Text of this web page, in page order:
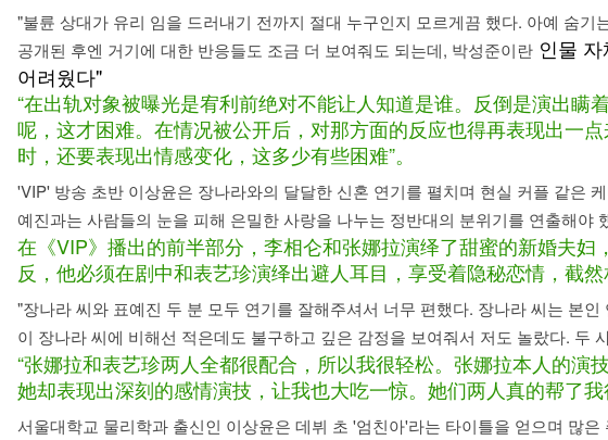
"불륜 상대가 유리 임을 드러내기 전까지 절대 누구인지 모르게끔 했다. 아예 숨
공개된 후엔 거기에 대한 반응들도 조금 더 보여줘도 되는데, 박성준이란 인물
어려웠다"
“在出轨对象被曝光是宥利前绝对不能让人知道是谁。反倒是演出
呢，这才困难。在情况被公开后，对那方面的反应也得再表现出一
时，还要表现出情感变化，这多少有些困难”。
'VIP' 방송 초반 이상윤은 장나라와의 달달한 신혼 연기를 펼치며 현실 커플 같은
예진과는 사람들의 눈을 피해 은밀한 사랑을 나누는 정반대의 분위기를 연출해야
在《VIP》播出的前半部分，李相仑和张娜拉演绎了甜蜜的新婚夫
反，他必须在剧中和表艺珍演绎出避人耳目，享受着隐秘恋情，截
"장나라 씨와 표예진 두 분 모두 연기를 잘해주셔서 너무 편했다. 장나라 씨는 본
이 장나라 씨에 비해선 적은데도 불구하고 깊은 감정을 보여줘서 저도 놀랐다. 두
“张娜拉和表艺珍两人全都很配合，所以我很轻松。张娜拉本人的
她却表现出深刻的感情演技，让我也大吃一惊。她们两人真的帮了我
서울대학교 물리학과 출신인 이상윤은 데뷔 초 '엄친아'라는 타이틀을 얻으며 많